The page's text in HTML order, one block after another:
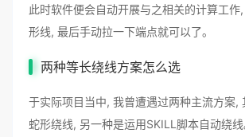
此时软件便会自动开展与之相关的计算工作
形线, 最后手动拉一下端点就可以了。
两种等长绕线方案怎么选
于实际项目当中, 我曾遭遇过两种主流方案,
蛇形绕线, 另一种是运用SKILL脚本自动绕线